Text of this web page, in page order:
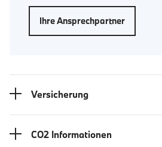
Ihre Ansprechpartner
Versicherung
CO2 Informationen